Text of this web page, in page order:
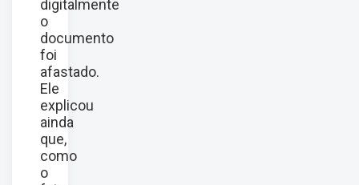
digitalmente
o
documento
foi
afastado.
Ele
explicou
ainda
que,
como
o